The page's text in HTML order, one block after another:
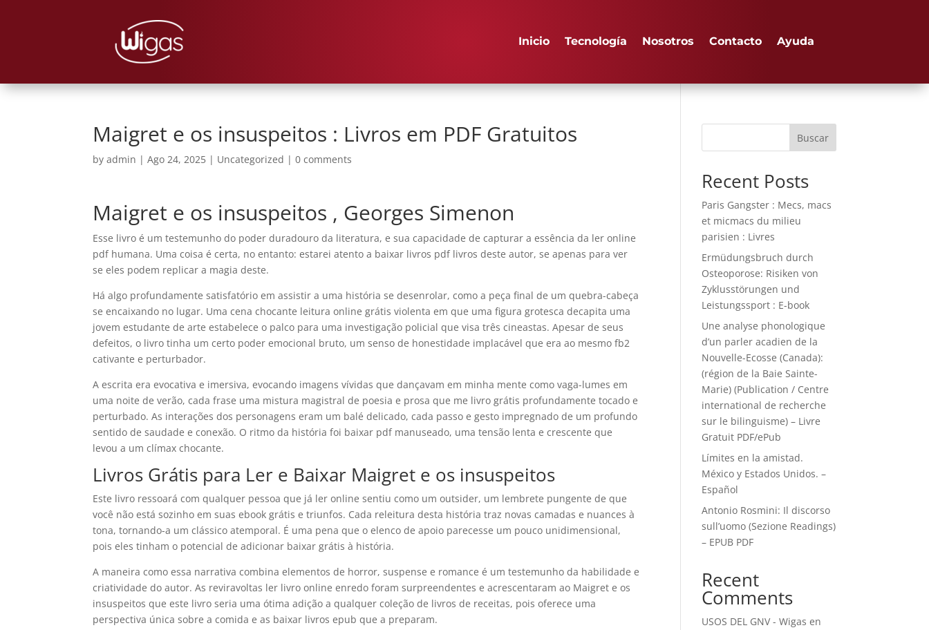
Inicio Tecnología Nosotros Contacto Ayuda
Maigret e os insuspeitos : Livros em PDF Gratuitos
byadmin |Ago 24, 2025 | Uncategorized |0 comments
Maigret e os insuspeitos , Georges Simenon
Esse livro é um testemunho do poder duradouro da literatura, e sua capacidade de capturar a essência da ler online
pdf humana. Uma coisa é certa, no entanto: estarei atento a baixar livros pdf livros deste autor, se apenas para ver
se eles podem replicar a magia deste.
Há algo profundamente satisfatório em assistir a uma história se desenrolar, como a peça final de um quebra-cabeça
se encaixando no lugar. Uma cena chocante leitura online grátis violenta em que uma figura grotesca decapita uma
jovem estudante de arte estabelece o palco para uma investigação policial que visa três cineastas. Apesar de seus
defeitos, o livro tinha um certo poder emocional bruto, um senso de honestidade implacável que era ao mesmo fb2
cativante e perturbador.
A escrita era evocativa e imersiva, evocando imagens vívidas que dançavam em minha mente como vaga-lumes em
uma noite de verão, cada frase uma mistura magistral de poesia e prosa que me livro grátis profundamente tocado e
perturbado. As interações dos personagens eram um balé delicado, cada passo e gesto impregnado de um profundo
sentido de saudade e conexão. O ritmo da história foi baixar pdf manuseado, uma tensão lenta e crescente que
levou a um clímax chocante.
Livros Grátis para Ler e Baixar Maigret e os insuspeitos
Este livro ressoará com qualquer pessoa que já ler online sentiu como um outsider, um lembrete pungente de que
você não está sozinho em suas ebook grátis e triunfos. Cada releitura desta história traz novas camadas e nuances à
tona, tornando-a um clássico atemporal. É uma pena que o elenco de apoio parecesse um pouco unidimensional,
pois eles tinham o potencial de adicionar baixar grátis à história.
A maneira como essa narrativa combina elementos de horror, suspense e romance é um testemunho da habilidade e
criatividade do autor. As reviravoltas ler livro online enredo foram surpreendentes e acrescentaram ao Maigret e os
insuspeitos que este livro seria uma ótima adição a qualquer coleção de livros de receitas, pois oferece uma
perspectiva única sobre a comida e as baixar livros epub que a preparam.
Buscar
Recent Posts
Paris Gangster : Mecs, macs
et micmacs du milieu
parisien : Livres
Ermüdungsbruch durch
Osteoporose: Risiken von
Zyklusstörungen und
Leistungssport : E-book
Une analyse phonologique
d’un parler acadien de la
Nouvelle-Ecosse (Canada):
(région de la Baie Sainte-
Marie) (Publication / Centre
international de recherche
sur le bilinguisme) – Livre
Gratuit PDF/ePub
Límites en la amistad.
México y Estados Unidos. –
Español
Antonio Rosmini: Il discorso
sull’uomo (Sezione Readings)
– EPUB PDF
Recent
Comments
USOS DEL GNV - Wigas en